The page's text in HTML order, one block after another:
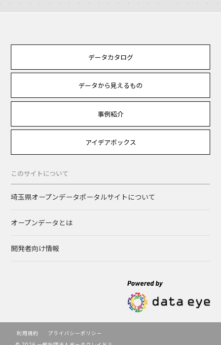
データカタログ
データから見えるもの
事例紹介
アイデアボックス
このサイトについて
埼玉県オープンデータポータルサイトについて
オープンデータとは
開発者向け情報
利用規約
プライバシーポリシー